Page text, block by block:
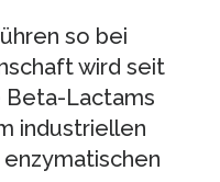
so bei
wird seit
Beta-Lactams
industriellen